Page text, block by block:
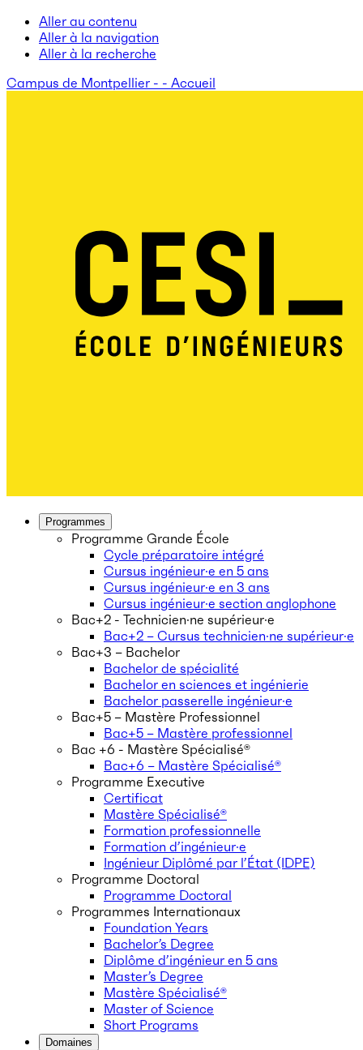
Aller au contenu
Aller à la navigation
Aller à la recherche
Campus de Montpellier - - Accueil
Programmes
Programme Grande École
Cycle préparatoire intégré
Cursus ingénieur·e en 5 ans
Cursus ingénieur·e en 3 ans
Cursus ingénieur·e section anglophone
Bac+2 - Technicien·ne supérieur·e
Bac+2 – Cursus technicien·ne supérieur·e
Bac+3 – Bachelor
Bachelor de spécialité
Bachelor en sciences et ingénierie
Bachelor passerelle ingénieur·e
Bac+5 – Mastère Professionnel
Bac+5 – Mastère professionnel
Bac +6 - Mastère Spécialisé®
Bac+6 – Mastère Spécialisé®
Programme Executive
Certificat
Mastère Spécialisé®
Formation professionnelle
Formation d’ingénieur·e
Ingénieur Diplômé par l’État (IDPE)
Programme Doctoral
Programme Doctoral
Programmes Internationaux
Foundation Years
Bachelor’s Degree
Diplôme d’ingénieur en 5 ans
Master’s Degree
Mastère Spécialisé®
Master of Science
Short Programs
Domaines